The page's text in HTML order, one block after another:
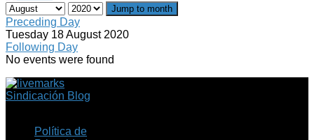
Jump to month
Preceding Day
Tuesday 18 August 2020
Following Day
No events were found
Sindicación Blog
Política de